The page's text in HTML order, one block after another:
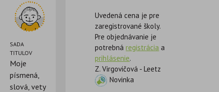
SADA
TITULOV
Moje
písmená,
slová, vety
Uvedená cena je pre
zaregistrované školy.
Pre objednávanie je
potrebnáregistrácia a
prihlásenie.
Z. Virgovičová - Leetz
Novinka